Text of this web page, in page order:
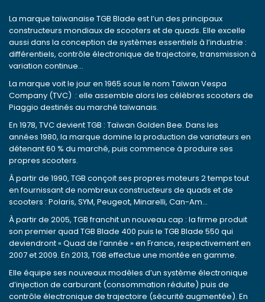
La marque taïwanaise TGB Blade est l’un des principaux
constructeurs mondiaux de scooters et de quads. Elle excelle
aussi dans la conception de systèmes essentiels à l’industrie :
différentiels, contrôle électronique de trajectoire, transmission à
variation continue…
La marque voit le jour en 1965 sous le nom Taïwan Vespa
Company (TVC) : elle assemble alors les célèbres scooters de
Piaggio destinés au marché taïwanais.
En 1978, TVC devient TGB : Taïwan Golden Bee. Dans les
années 1980, la marque domine la production de variateurs en
détenant 60 % du marché, puis commence à produire ses
propres scooters.
À partir de 1990, TGB conçoit ses propres moteurs 2 temps tout
en fournissant de nombreux constructeurs de quads et de
scooters : Polaris, SYM, Peugeot, Minarelli, Can-Am…
À partir de 2005, TGB franchit un nouveau cap : la firme produit
son premier quad TGB Blade 400 puis le TGB Blade 550 qui
deviendront « Quad de l’année » en France, respectivement en
2007 et 2009. En 2013, TGB effectue une montée en gamme.
Elle équipe ses nouveaux modèles d’un système électronique
d’injection de carburant (consommation réduite) puis de
contrôle électronique de trajectoire (sécurité augmentée). En